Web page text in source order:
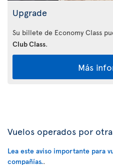
Upgrade
Su billete de Economy Class
Club Class.
Más
Vuelos operados por
Lea este aviso importante para
compañías..